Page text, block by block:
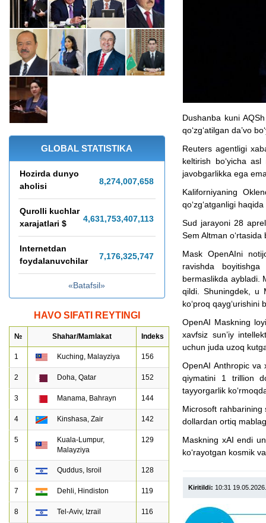
GLOBAL STATISTIKA
8,274,007,662
Hozirda dunyo
aholisi
4,631,753,517,227
Qurolli kuchlar
xarajatlari $
7,176,325,775
Internetdan
foydalanuvchilar
«Batafsil»
HAVO SIFATI REYTINGI
№ Shahar/Mamlakat Indeks
1 Kuching, Malayziya 156
2 Doha, Qatar 152
3 Manama, Bahrayn 144
4 Kinshasa, Zair 142
5
Kuala-Lumpur,
Malayziya
129
6 Quddus, Isroil 128
7 Dehli, Hindiston 119
8 Tel-Aviv, Izrail 116
Dushanba kuni
qo‘zg‘atilgan da’vo
Reuters agentligi
keltirish bo‘yicha
javobgarlikka ega
Kaliforniyaning
qo‘zg‘atganligi
Sud jarayoni 28
Sem Altman o‘rtasida
Mask OpenAIni
ravishda
bermaslikda aybladi.
qildi. Shuningdek, u
ko‘proq qayg‘urishini
OpenAI Maskning
xavfsiz sun’iy
uchun juda uzoq
OpenAI Anthropic va
qiymatini 1 trillion
tayyorgarlik
Microsoft rahbarining
dollardan ortiq
Maskning xAI endi
ko‘rayotgan kosmik
Kiritildi: 10:31